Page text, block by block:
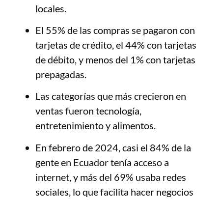
locales.
El 55% de las compras se pagaron con
tarjetas de crédito, el 44% con tarjetas
de débito, y menos del 1% con tarjetas
prepagadas.
Las categorías que más crecieron en
ventas fueron tecnología,
entretenimiento y alimentos.
En febrero de 2024, casi el 84% de la
gente en Ecuador tenía acceso a
internet, y más del 69% usaba redes
sociales, lo que facilita hacer negocios